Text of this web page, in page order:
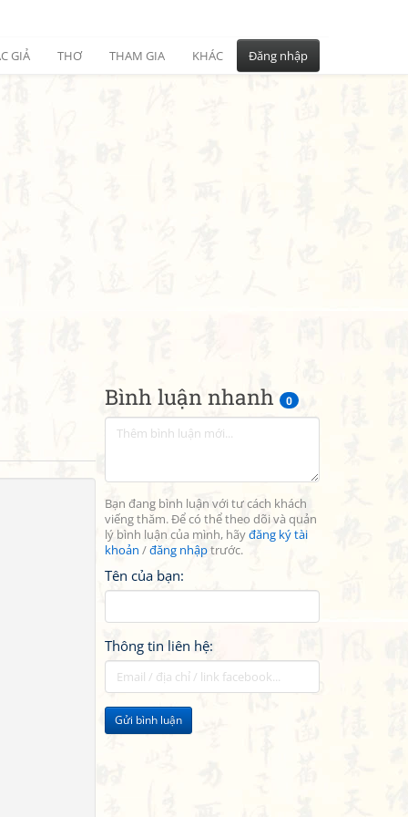
GIẢ THƠ THAM GIA KHÁC Đăng nhập
Bình luận nhanh 0
Bạn đang bình luận với tư cách khách
viếng thăm. Để có thể theo dõi và quản
lý bình luận của mình, hãyđăng ký tài
khoản /đăng nhậptrước.
Tên của bạn:
Thông tin liên hệ:
Gửi bình luận